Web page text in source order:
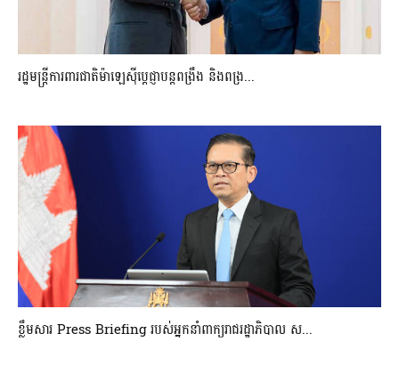
រដ្ឋមន្ត្រីការពារជាតិម៉ាឡេស៊ីប្ដេជ្ញាបន្តពង្រឹង និងពង្រ...
ខ្លឹមសារ Press Briefing របស់អ្នកនាំពាក្យរាជរដ្ឋាភិបាល ស...